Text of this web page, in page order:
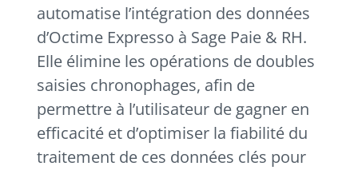
automatise l’intégration des données
d’Octime Expresso à Sage Paie & RH.
Elle élimine les opérations de doubles
saisies chronophages, afin de
permettre à l’utilisateur de gagner en
efficacité et d’optimiser la fiabilité du
traitement de ces données clés pour